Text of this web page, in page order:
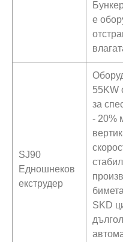
е
SJ90
Едношнеков
екструдер
55KW
за
- 20%
SKD